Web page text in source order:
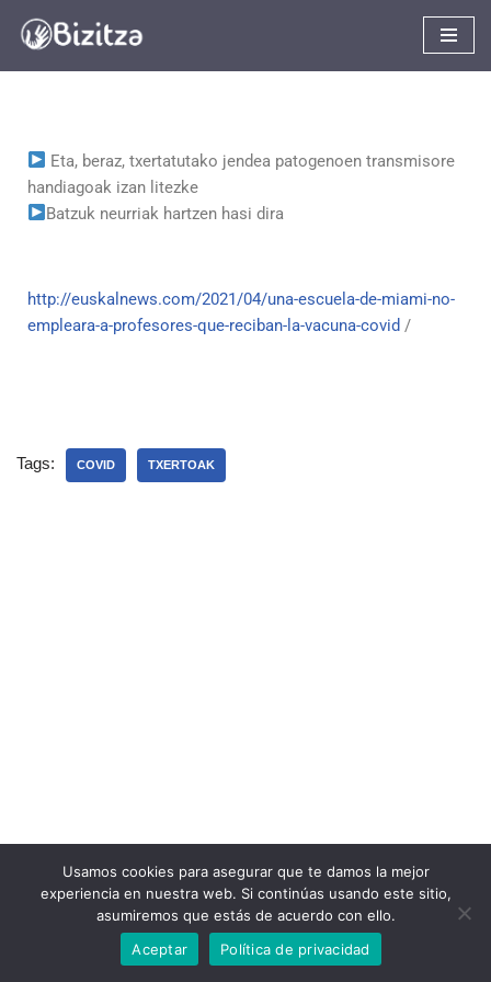
Eta, beraz, txertatutako jendea patogenoen transmisore
handiagoak izan litezke
Batzuk neurriak hartzen hasi dira
http://euskalnews.com/2021/04/una-escuela-de-miami-no-
empleara-a-profesores-que-reciban-la-vacuna-covid /
Tags: COVID TXERTOAK
© 2022 Bizitza
Usamos cookies para asegurar que te damos la mejor
experiencia en nuestra web. Si continúas usando este sitio,
asumiremos que estás de acuerdo con ello.
Aceptar
Política de privacidad